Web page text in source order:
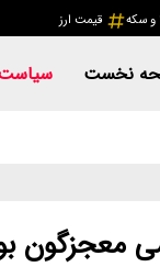
و سکه قیمت ارز
نخست
معجزگون